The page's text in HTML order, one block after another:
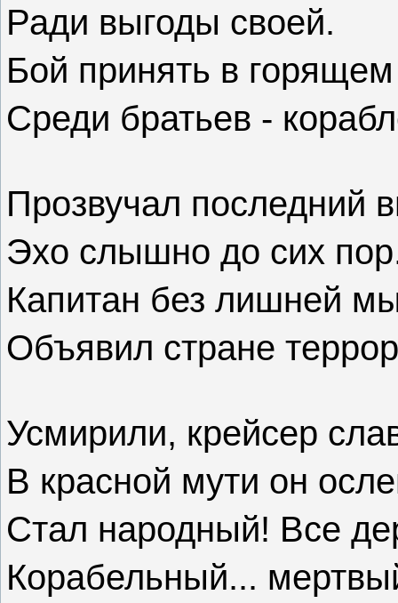
Ради выгоды своей.
Бой принять в
Среди братьев -
Прозвучал последний
Эхо слышно до сих
Капитан без лишней
Объявил стране
Усмирили, крейсер
В красной мути он
Стал народный! Все
Корабельный...